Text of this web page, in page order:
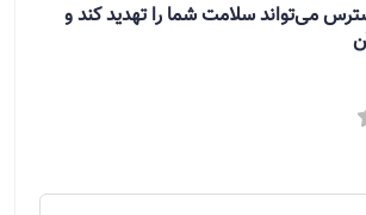
می‌تواند سلامت شما را تهدید کند و